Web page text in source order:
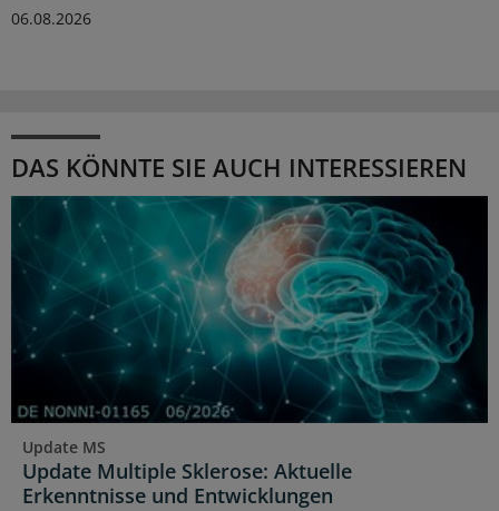
06.08.2026
DAS KÖNNTE SIE AUCH INTERESSIEREN
Update MS
Update Multiple Sklerose: Aktuelle
Erkenntnisse und Entwicklungen